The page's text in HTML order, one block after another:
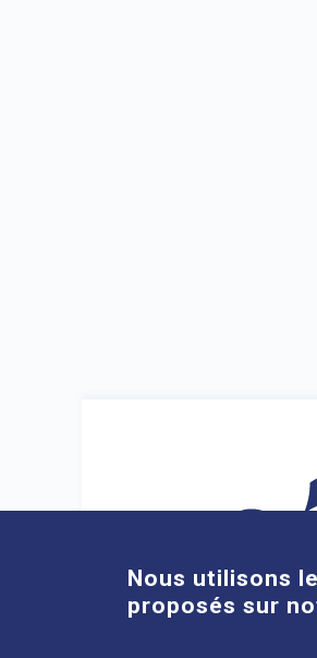
Nous utilisons
proposés sur